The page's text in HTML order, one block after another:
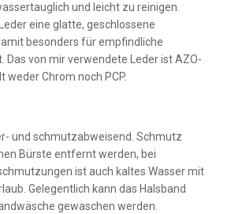
und leicht zu reinigen.
eine glatte, geschlossene
besonders für empfindliche
Das von mir verwendete Leder ist AZO-
Chrom noch PCP.
und schmutzabweisend. Schmutz
Bürste entfernt werden, bei
ist auch kaltes Wasser mit
Gelegentlich kann das Halsband
gewaschen werden.